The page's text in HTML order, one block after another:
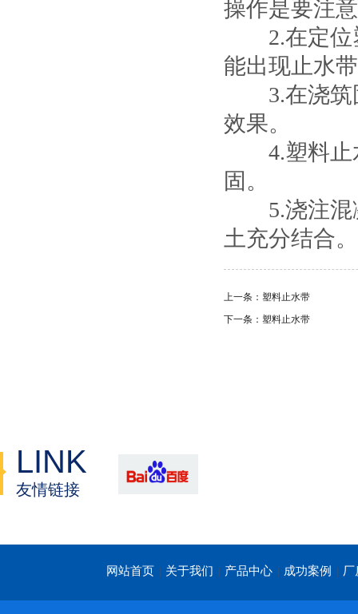
操作是要注
2.在定位塑
能出现止水
3.在浇筑固
效果。
4.塑料止水
固。
5.浇注混凝
土充分结合。
上一条：塑料止水带
下一条：塑料止水带
LINK
友情链接
网站首页 关于我们 产品中心 成功案例 厂